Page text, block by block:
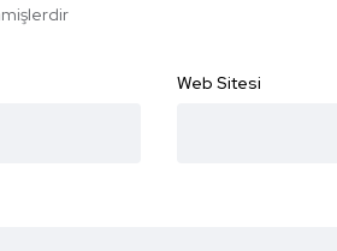
Web Sitesi